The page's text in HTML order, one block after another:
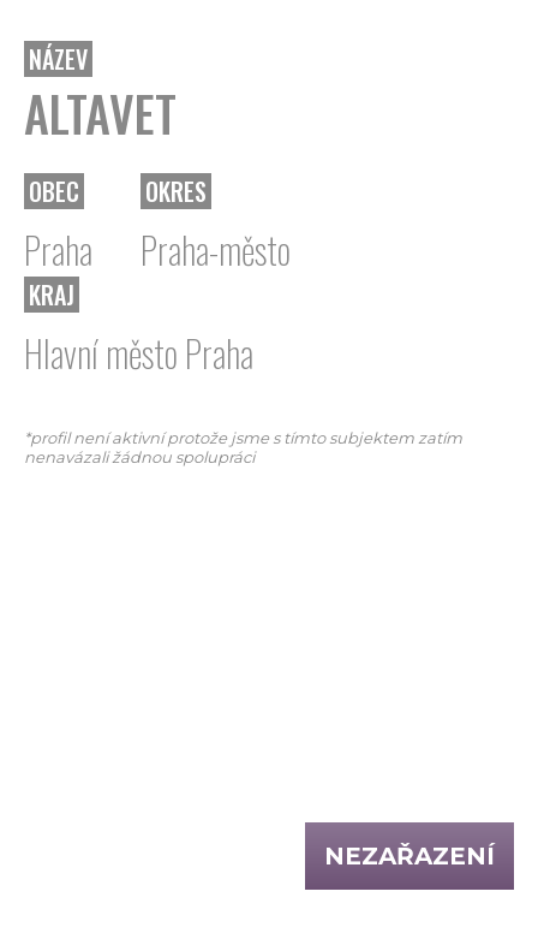
NÁZEV
ALTAVET
OBEC
Praha
OKRES
Praha-město
KRAJ
Hlavní město Praha
*profil není aktivní protože jsme s tímto subjektem zatím
nenavázali žádnou spolupráci
NEZAŘAZENÍ